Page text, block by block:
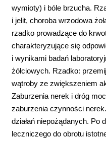
wymioty) i bóle brzucha.
i jelit, choroba wrzodowa
rzadko prowadzące do
charakteryzujące się
i wynikami badań
żółciowych. Rzadko:
wątroby ze zwiększeniem
Zaburzenia nerek i dróg
zaburzenia czynności
działań niepożądanych. Po
leczniczego do obrotu